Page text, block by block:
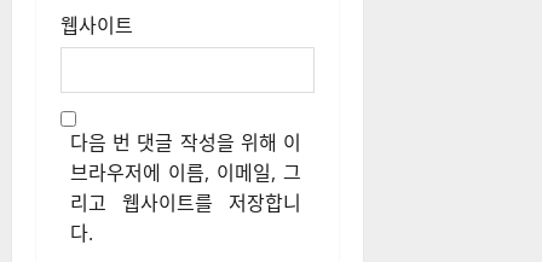
웹사이트
다음 번 댓글 작성을 위해 이
브라우저에 이름, 이메일, 그
리고 웹사이트를 저장합니
다.